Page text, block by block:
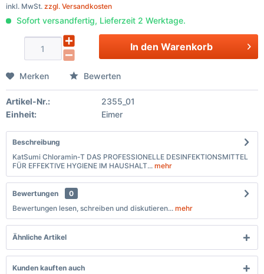
inkl. MwSt. zzgl. Versandkosten
Sofort versandfertig, Lieferzeit 2 Werktage.
In den Warenkorb
Merken Bewerten
Artikel-Nr.:
2355_01
Einheit:
Eimer
Beschreibung
KatSumi Chloramin-T DAS PROFESSIONELLE DESINFEKTIONSMITTEL
FÜR EFFEKTIVE HYGIENE IM HAUSHALT... mehr
Bewertungen
0
Bewertungen lesen, schreiben und diskutieren... mehr
Ähnliche Artikel
Kunden kauften auch